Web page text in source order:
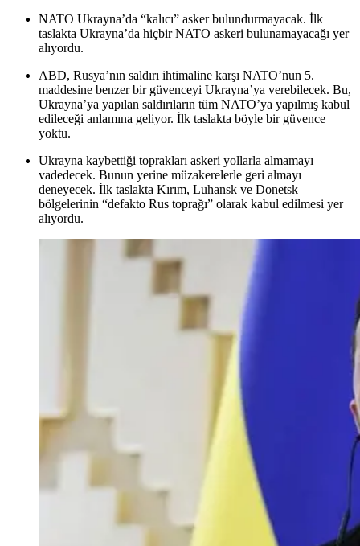
NATO Ukrayna’da “kalıcı” asker bulundurmayacak. İlk
taslakta Ukrayna’da hiçbir NATO askeri bulunamayacağı yer
alıyordu.
ABD, Rusya’nın saldırı ihtimaline karşı NATO’nun 5.
maddesine benzer bir güvenceyi Ukrayna’ya verebilecek. Bu,
Ukrayna’ya yapılan saldırıların tüm NATO’ya yapılmış kabul
edileceği anlamına geliyor. İlk taslakta böyle bir güvence
yoktu.
Ukrayna kaybettiği toprakları askeri yollarla almamayı
vadedecek. Bunun yerine müzakerelerle geri almayı
deneyecek. İlk taslakta Kırım, Luhansk ve Donetsk
bölgelerinin “defakto Rus toprağı” olarak kabul edilmesi yer
alıyordu.